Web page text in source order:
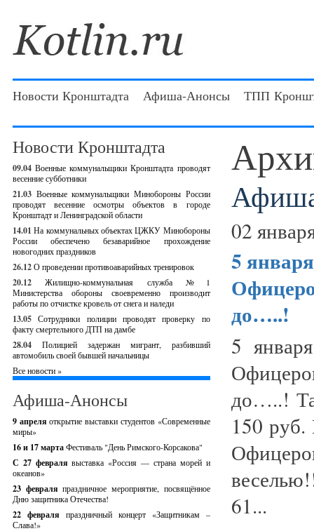
Новости Кронштадта Афиша-Анонсы ТПП
Новости Кронштадта
09.04 Военные коммунальщики Кронштадта проводят
весенние субботники
21.03 Военные коммунальщики Минобороны России
проводят весенние осмотры объектов в городе
Кронштадт и Ленинградской области
14.01 На коммунальных объектах ЦЖКУ Минобороны
России обеспечено безаварийное прохождение
новогодних праздников
26.12О проведении противоаварийных тренировок
20.12
Жилищно-коммунальная служба №1
Министерства обороны своевременно производит
работы по отчистке кровель от снега и наледи
13.05 Сотрудники полиции проводят проверку по
факту смертельного ДТП на дамбе
28.04
Полицией задержан мигрант, разбивший
автомобиль своей бывшей начальницы
Все новости »
Афиша-Анонсы
9 апреляоткрытие выставки студентов «Современные
миры»
16 и 17 мартаФестиваль "День Римского-Корсакова"
С 27 февралявыставка «Россия — страна морей и
океанов»
23 февраляпраздничное мероприятие, посвящённое
Дню защитника Отечества!
22 февраля праздничный концерт «Защитникам –
Слава!»
02
5
до…..!
5
до…..!
150 руб.
61...